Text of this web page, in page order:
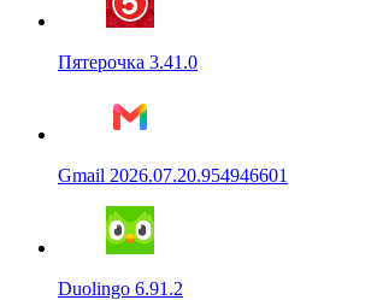
Пятерочка 3.41.0
Gmail 2026.07.20.954946601
Duolingo 6.91.2